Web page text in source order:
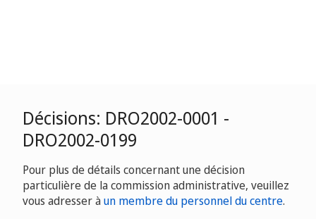
Décisions: DRO2002-0001 -
DRO2002-0199
Pour plus de détails concernant une décision
particulière de la commission administrative, veuillez
vous adresser àun membre du personnel du centre.